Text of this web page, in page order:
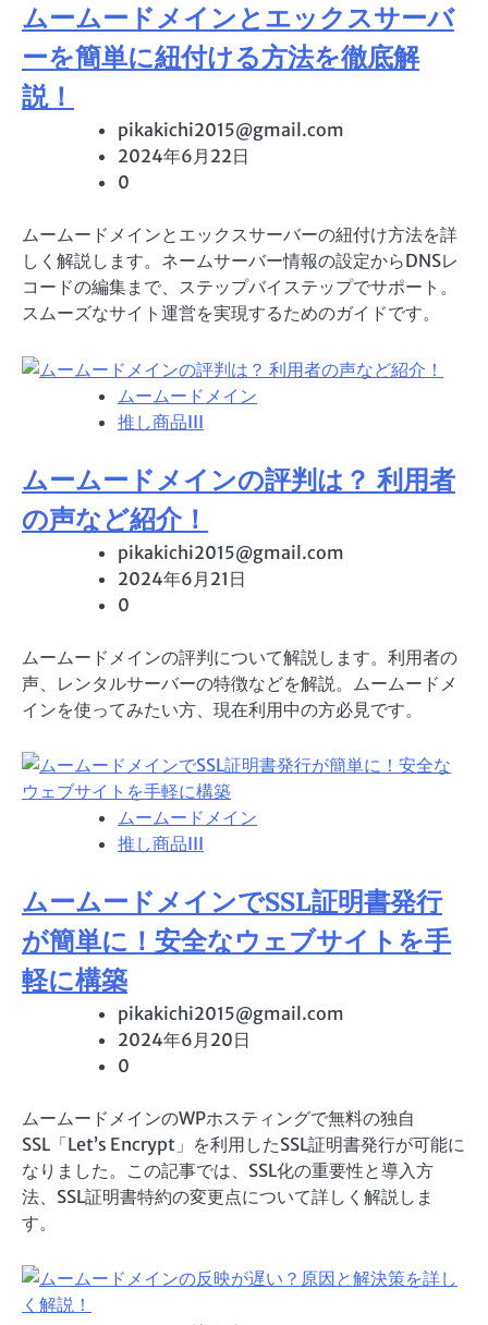
ムームードメインとエックスサーバ
ーを簡単に紐付ける方法を徹底解
説！
pikakichi2015@gmail.com
2024年6月22日
0
ムームードメインとエックスサーバーの紐付け方法を詳
しく解説します。ネームサーバー情報の設定からDNSレ
コードの編集まで、ステップバイステップでサポート。
スムーズなサイト運営を実現するためのガイドです。
ムームードメイン
推し商品III
ムームードメインの評判は？ 利用者
の声など紹介！
pikakichi2015@gmail.com
2024年6月21日
0
ムームードメインの評判について解説します。利用者の
声、レンタルサーバーの特徴などを解説。ムームードメ
インを使ってみたい方、現在利用中の方必見です。
ムームードメイン
推し商品III
ムームードメインでSSL証明書発行
が簡単に！安全なウェブサイトを手
軽に構築
pikakichi2015@gmail.com
2024年6月20日
0
ムームードメインのWPホスティングで無料の独自
SSL「Let’s Encrypt」を利用したSSL証明書発行が可能に
なりました。この記事では、SSL化の重要性と導入方
法、SSL証明書特約の変更点について詳しく解説しま
す。